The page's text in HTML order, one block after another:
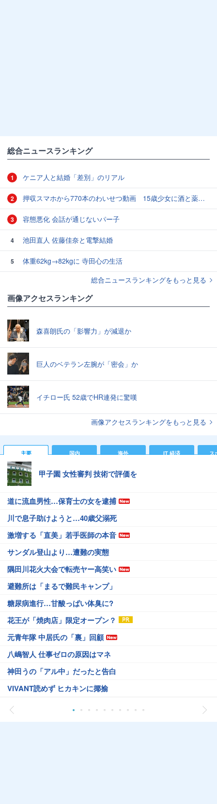
総合ニュースランキング
1 ケニア人と結婚「差別」のリアル
2 押収スマホから770本のわいせつ動画 15歳少女に酒と薬飲ませ性的暴行か 54歳男を再逮捕 「薬もありますよ」とSNSで誘い出し
3 容態悪化 会話が通じないパー子
4 池田直人 佐藤佳奈と電撃結婚
5
体重62kg→82kgに 寺田心の生活
総合ニュースランキングをもっと見る
画像アクセスランキング
森喜朗氏の「影響力」が減退か
巨人のベテラン左腕が「密会」か
イチロー氏 52歳でHR連発に驚嘆
画像アクセスランキングをもっと見る
主要 国内 海外 IT 経済 ス
甲子園 女性審判 技術で評価を
道に流血男性…保育士の女を逮捕
川で息子助けようと…40歳父溺死
激増する「直美」若手医師の本音
サンダル登山より…遭難の実態
隅田川花火大会で転売ヤー高笑い
避難所は「まるで難民キャンプ」
糖尿病進行…甘酸っぱい体臭に?
花王が「焼肉店」限定オープン？
元青年隊 中居氏の「裏」回顧
八嶋智人 仕事ゼロの原因はマネ
神田うの「アル中」だったと告白
VIVANT読めず ヒカキンに揶揄